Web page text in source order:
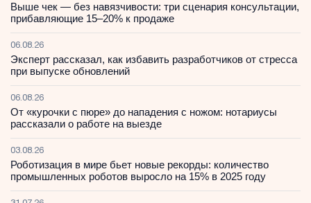
Выше чек — без навязчивости: три сценария консультации,
прибавляющие 15–20% к продаже
06.08.26
Эксперт рассказал, как избавить разработчиков от стресса
при выпуске обновлений
06.08.26
От «курочки с пюре» до нападения с ножом: нотариусы
рассказали о работе на выезде
03.08.26
Роботизация в мире бьет новые рекорды: количество
промышленных роботов выросло на 15% в 2025 году